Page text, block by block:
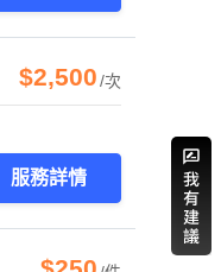
$2,500/次
服務詳情